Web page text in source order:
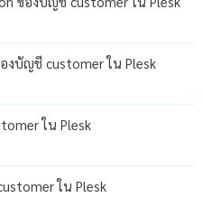
งบัญชี customer ใน Plesk
ใน Plesk
ใน Plesk